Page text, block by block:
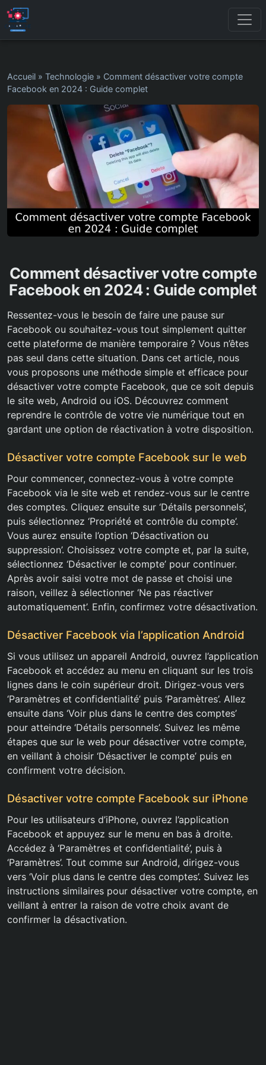
Accueil » Technologie » Comment désactiver votre compte
Facebook en 2024 : Guide complet
Comment désactiver votre compte
Facebook en 2024 : Guide complet
Ressentez-vous le besoin de faire une pause sur
Facebook ou souhaitez-vous tout simplement quitter
cette plateforme de manière temporaire ? Vous n’êtes
pas seul dans cette situation. Dans cet article, nous
vous proposons une méthode simple et efficace pour
désactiver votre compte Facebook, que ce soit depuis
le site web, Android ou iOS. Découvrez comment
reprendre le contrôle de votre vie numérique tout en
gardant une option de réactivation à votre disposition.
Désactiver votre compte Facebook sur le web
Pour commencer, connectez-vous à votre compte
Facebook via le site web et rendez-vous sur le centre
des comptes. Cliquez ensuite sur ‘Détails personnels’,
puis sélectionnez ‘Propriété et contrôle du compte’.
Vous aurez ensuite l’option ‘Désactivation ou
suppression’. Choisissez votre compte et, par la suite,
sélectionnez ‘Désactiver le compte’ pour continuer.
Après avoir saisi votre mot de passe et choisi une
raison, veillez à sélectionner ‘Ne pas réactiver
automatiquement’. Enfin, confirmez votre désactivation.
Désactiver Facebook via l’application Android
Si vous utilisez un appareil Android, ouvrez l’application
Facebook et accédez au menu en cliquant sur les trois
lignes dans le coin supérieur droit. Dirigez-vous vers
‘Paramètres et confidentialité’ puis ‘Paramètres’. Allez
ensuite dans ‘Voir plus dans le centre des comptes’
pour atteindre ‘Détails personnels’. Suivez les même
étapes que sur le web pour désactiver votre compte,
en veillant à choisir ‘Désactiver le compte’ puis en
confirment votre décision.
Désactiver votre compte Facebook sur iPhone
Pour les utilisateurs d’iPhone, ouvrez l’application
Facebook et appuyez sur le menu en bas à droite.
Accédez à ‘Paramètres et confidentialité’, puis à
‘Paramètres’. Tout comme sur Android, dirigez-vous
vers ‘Voir plus dans le centre des comptes’. Suivez les
instructions similaires pour désactiver votre compte, en
veillant à entrer la raison de votre choix avant de
confirmer la désactivation.